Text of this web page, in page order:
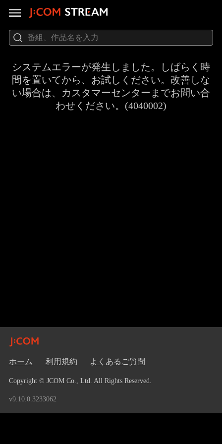
システムエラーが発生しました。しばらく時
間を置いてから、お試しください。改善しな
い場合は、カスタマーセンターまでお問い合
わせください。(4040002)
ホーム 利用規約 よくあるご質問
Copyright © JCOM Co., Ltd. All Rights Reserved.
v9.10.0.3233062